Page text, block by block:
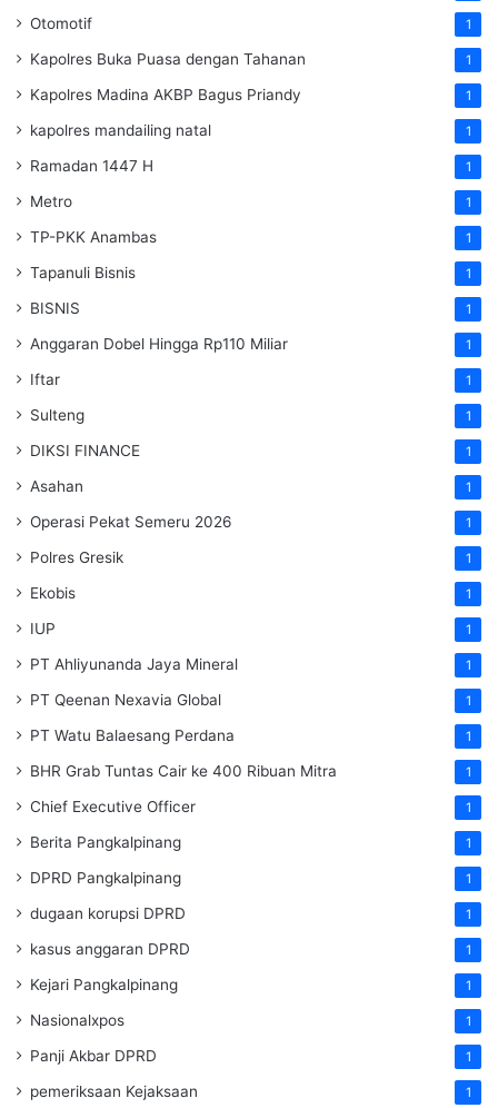
Otomotif 1
Kapolres Buka Puasa dengan Tahanan 1
Kapolres Madina AKBP Bagus Priandy 1
kapolres mandailing natal 1
Ramadan 1447 H 1
Metro 1
TP-PKK Anambas 1
Tapanuli Bisnis 1
BISNIS 1
Anggaran Dobel Hingga Rp110 Miliar 1
Iftar 1
Sulteng 1
DIKSI FINANCE 1
Asahan 1
Operasi Pekat Semeru 2026 1
Polres Gresik 1
Ekobis 1
IUP 1
PT Ahliyunanda Jaya Mineral 1
PT Qeenan Nexavia Global 1
PT Watu Balaesang Perdana 1
BHR Grab Tuntas Cair ke 400 Ribuan Mitra 1
Chief Executive Officer 1
Berita Pangkalpinang 1
DPRD Pangkalpinang 1
dugaan korupsi DPRD 1
kasus anggaran DPRD 1
Kejari Pangkalpinang 1
Nasionalxpos 1
Panji Akbar DPRD 1
pemeriksaan Kejaksaan 1